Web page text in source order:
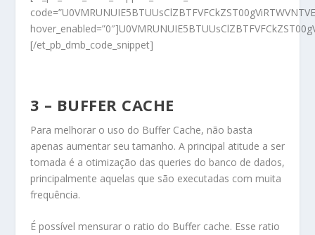
[/et_pb_dmb_code_snippet]
3 – BUFFER CACHE
Para melhorar o uso do Buffer Cache, não basta
apenas aumentar seu tamanho. A principal atitude a ser
tomada é a otimização das queries do banco de dados,
principalmente aquelas que são executadas com muita
frequência.
É possível mensurar o ratio do Buffer cache. Esse ratio